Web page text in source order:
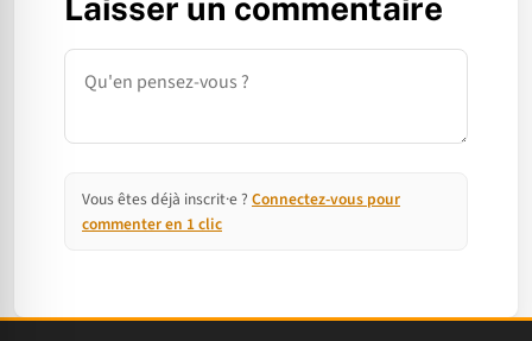
Commentaire
Vous êtes déjà inscrit·e ? Connectez-vous pour
commenter en 1 clic